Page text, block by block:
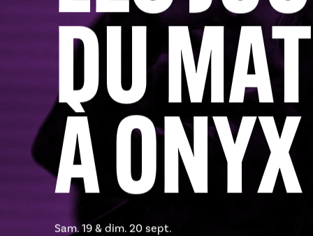
DU
À ONYX
Sam. 19 & dim. 20 sept.